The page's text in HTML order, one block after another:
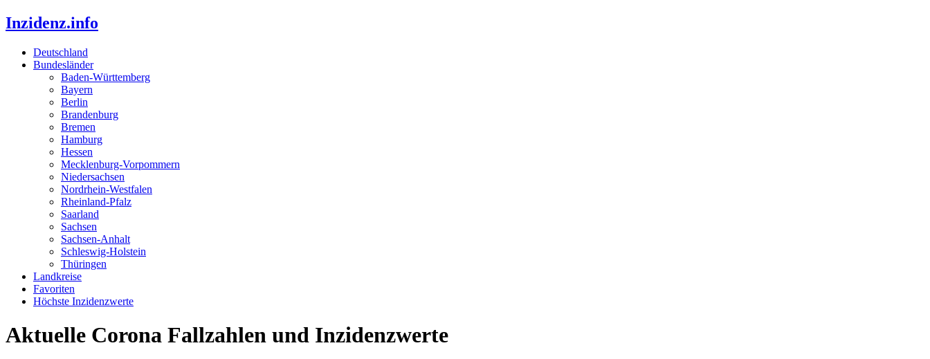
Inzidenz.info
Deutschland
Bundesländer
Baden-Württemberg
Bayern
Berlin
Brandenburg
Bremen
Hamburg
Hessen
Mecklenburg-Vorpommern
Niedersachsen
Nordrhein-Westfalen
Rheinland-Pfalz
Saarland
Sachsen
Sachsen-Anhalt
Schleswig-Holstein
Thüringen
Landkreise
Favoriten
Höchste Inzidenzwerte
Aktuelle Corona Fallzahlen und Inzidenzwerte